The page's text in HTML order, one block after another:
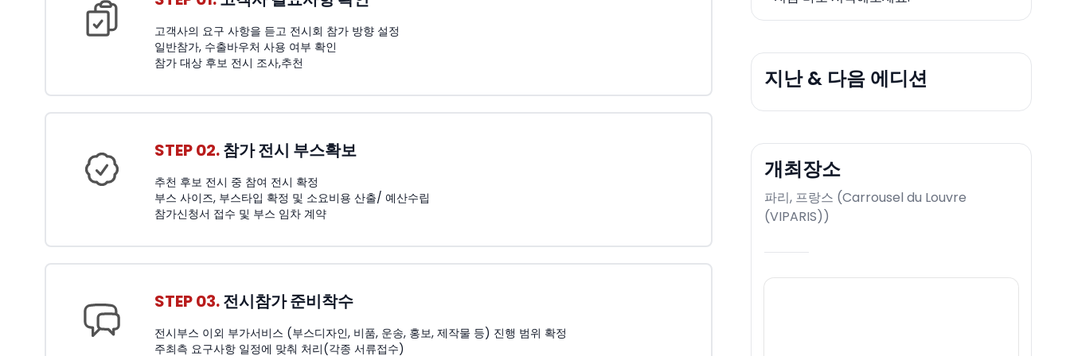
고객사의 요구 사항을 듣고 전시회 참가 방향 설정
일반참가, 수출바우처 사용 여부 확인
참가 대상 후보 전시 조사,추천
STEP 02.참가 전시 부스확보
추천 후보 전시 중 참여 전시 확정
부스 사이즈, 부스타입 확정 및 소요비용 산출/ 예산수립
참가신청서 접수 및 부스 임차 계약
STEP 03.전시참가 준비착수
전시부스 이외 부가서비스 (부스디자인, 비품, 운송, 홍보, 제작물 등) 진행 범위 확정
주최측 요구사항 일정에 맞춰 처리(각종 서류접수)
지난 & 다음 에디션
개최장소
파리, 프랑스 (Carrousel du Louvre
(VIPARIS))